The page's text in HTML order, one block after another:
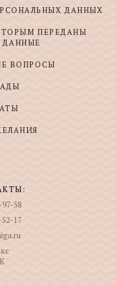
ДАННЫХ
ПЕРЕДАНЫ
ДАННЫЕ
ВОПРОСЫ
58
17